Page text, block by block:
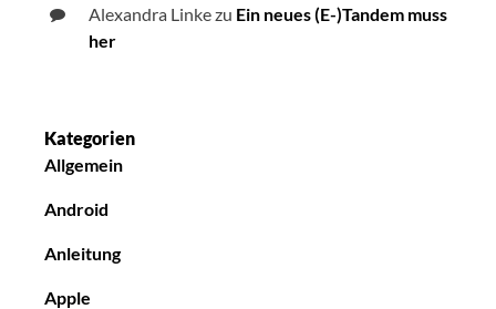
Alexandra Linkezu Ein neues (E-)Tandem muss
her
Kategorien
Allgemein
Android
Anleitung
Apple